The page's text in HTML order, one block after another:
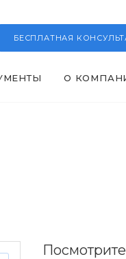
БЕСПЛАТНАЯ
О